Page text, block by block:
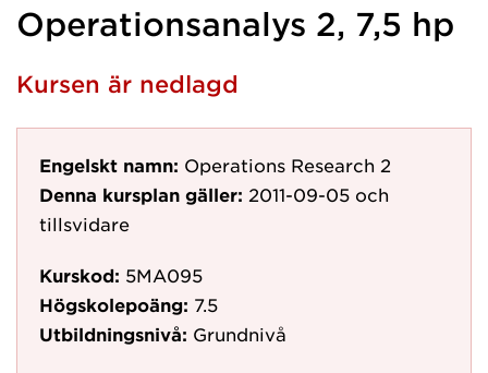
Operationsanalys 2, 7,5 hp
Kursen är nedlagd
Engelskt namn: Operations Research 2
Denna kursplan gäller: 2011-09-05 och
tillsvidare
Kurskod: 5MA095
Högskolepoäng: 7.5
Utbildningsnivå: Grundnivå